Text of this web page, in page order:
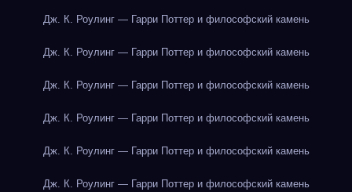
Дж. К. Роулинг — Гарри Поттер и философский камень
Дж. К. Роулинг — Гарри Поттер и философский камень
Дж. К. Роулинг — Гарри Поттер и философский камень
Дж. К. Роулинг — Гарри Поттер и философский камень
Дж. К. Роулинг — Гарри Поттер и философский камень
Дж. К. Роулинг — Гарри Поттер и философский камень